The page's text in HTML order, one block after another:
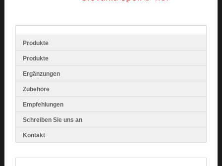
Produkte
Produkte
Ergänzungen
Zubehöre
Empfehlungen
Schreiben Sie uns an
Kontakt